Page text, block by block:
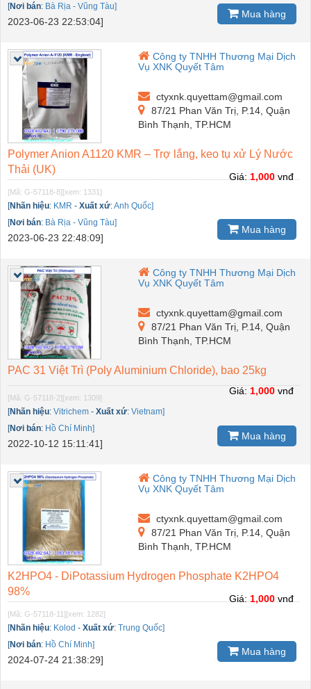
[Nơi bán: Bà Rịa - Vũng Tàu]
2023-06-23 22:53:04]
Mua hàng
Công ty TNHH Thương Mại Dịch
Vụ XNK Quyết Tâm
ctyxnk.quyettam@gmail.com
87/21 Phan Văn Trị, P.14, Quận
Bình Thạnh, TP.HCM
Polymer Anion A1120 KMR – Trợ lắng, keo tụ xử Lý Nước
Thải (UK)
[Mã: G-57118-8][xem: 1331]
[Nhãn hiệu: KMR - Xuất xứ:Anh Quốc]
[Nơi bán: Bà Rịa - Vũng Tàu]
2023-06-23 22:48:09]
Giá: 1,000 vnđ
Mua hàng
Công ty TNHH Thương Mại Dịch
Vụ XNK Quyết Tâm
ctyxnk.quyettam@gmail.com
87/21 Phan Văn Trị, P.14, Quận
Bình Thạnh, TP.HCM
PAC 31 Việt Trì (Poly Aluminium Chloride), bao 25kg
[Mã: G-57118-2][xem: 1309]
[Nhãn hiệu: Vitrichem - Xuất xứ: Vietnam]
[Nơi bán: Hồ Chí Minh]
2022-10-12 15:11:41]
Giá: 1,000 vnđ
Mua hàng
Công ty TNHH Thương Mại Dịch
Vụ XNK Quyết Tâm
ctyxnk.quyettam@gmail.com
87/21 Phan Văn Trị, P.14, Quận
Bình Thạnh, TP.HCM
K2HPO4 - DiPotassium Hydrogen Phosphate K2HPO4
98%
[Mã: G-57118-11][xem: 1282]
[Nhãn hiệu: Kolod - Xuất xứ: Trung Quốc]
[Nơi bán: Hồ Chí Minh]
2024-07-24 21:38:29]
Giá: 1,000 vnđ
Mua hàng